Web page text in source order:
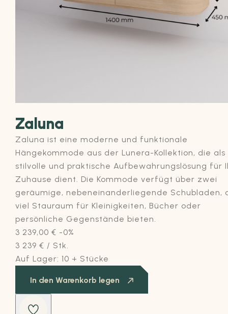
Zaluna
Zaluna ist eine moderne und funktionale
Hängekommode aus der Lunera-Kollektion, die als
stilvolle und praktische Aufbewahrungslösung für
Zuhause dient. Die Kommode verfügt über zwei
geräumige, nebeneinanderliegende Schubladen,
viel Stauraum für Kleinigkeiten, Bücher oder
persönliche Gegenstände bieten.
3 239,00 € -0%
3 239 € / Stk.
Auf Lager: 10 + Stücke
In den Warenkorb legen